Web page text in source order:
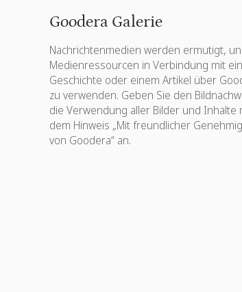
Goodera Galerie
Nachrichtenmedien werden ermutigt,
Medienressourcen in Verbindung mit
Geschichte oder einem Artikel über
zu verwenden. Geben Sie den
die Verwendung aller Bilder und Inhalte
dem Hinweis „Mit freundlicher
von Goodera“ an.